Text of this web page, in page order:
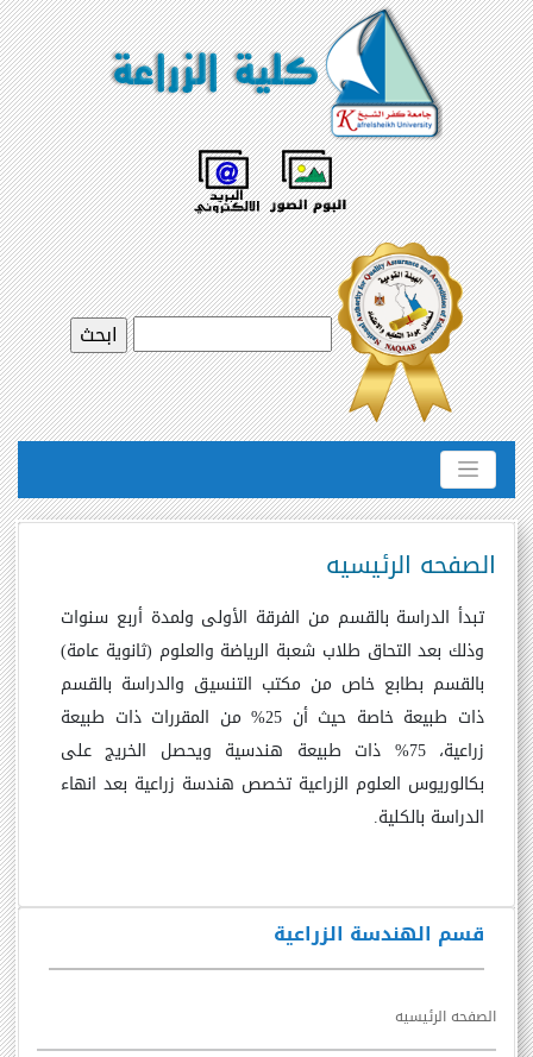
قسم الهندسة الزراعية
الصفحه الرئيسيه
الصفحه الرئيسيه
تبدأ الدراسة بالقسم من الفرقة الأولى ولمدة أربع سنوات
وذلك بعد التحاق طلاب شعبة الرياضة والعلوم (ثانوية عامة)
بالقسم بطابع خاص من مكتب التنسيق والدراسة بالقسم
ذات طبيعة خاصة حيث أن 25% من المقررات ذات طبيعة
زراعية، 75% ذات طبيعة هندسية ويحصل الخريج على
بكالوريوس العلوم الزراعية تخصص هندسة زراعية بعد انهاء
الدراسة بالكلية.